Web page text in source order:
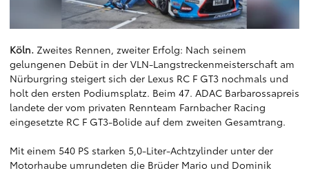
Köln. Zweites Rennen, zweiter Erfolg: Nach seinem
gelungenen Debüt in der VLN-Langstreckenmeisterschaft am
Nürburgring steigert sich der Lexus RC F GT3 nochmals und
holt den ersten Podiumsplatz. Beim 47. ADAC Barbarossapreis
landete der vom privaten Rennteam Farnbacher Racing
eingesetzte RC F GT3-Bolide auf dem zweiten Gesamtrang.
Mit einem 540 PS starken 5,0-Liter-Achtzylinder unter der
Motorhaube umrundeten die Brüder Mario und Dominik